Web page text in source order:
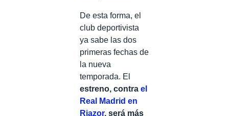
De esta forma, el
club deportivista
ya sabe las dos
primeras fechas de
la nueva
temporada. El
estreno, contra el
Real Madrid en
Riazor, será más